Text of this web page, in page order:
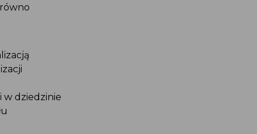
w dziedzinie